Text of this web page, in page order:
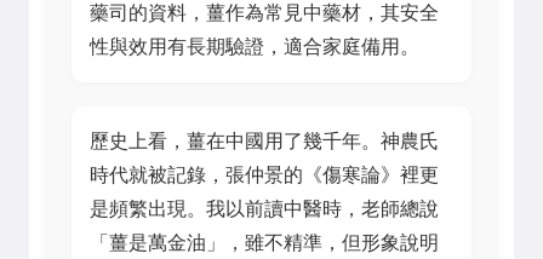
藥司的資料，薑作為常見中藥材，其安全
性與效用有長期驗證，適合家庭備用。
歷史上看，薑在中國用了幾千年。神農氏
時代就被記錄，張仲景的《傷寒論》裡更
是頻繁出現。我以前讀中醫時，老師總說
「薑是萬金油」，雖不精準，但形象說明